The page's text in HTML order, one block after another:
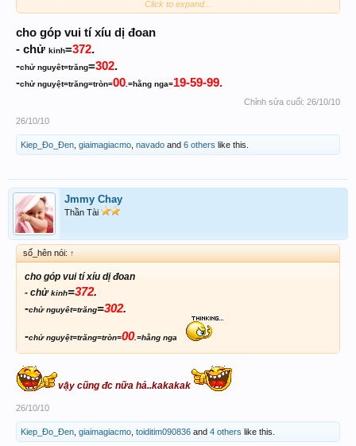
vài dòng chia sẽ mong ace cho ý kiến!!!
Click to expand...
cho góp vui tí xíu dị đoan
- chử kinh=372.
-chử nguyêt=trăng=302.
-chử nguyệt=trăng=tròn=00.=hằng nga=19-59-99.
Chỉnh sửa cuối: 26/10/10
26/10/10
Kiep_Đo_Đen giaimagiacmo navado and 6 others like this.
Jmmy Chay
Thần Tài
số_hên nói: ↑
cho góp vui tí xíu dị đoan
- chửkinh=372.
-chử nguyêt=trăng=302.
-chử nguyệt=trăng=tròn=00.=hằng nga
vậy cũng đc nữa hả..kakakak
26/10/10
Kiep_Đo_Đen giaimagiacmo toiditim090836 and 4 others like this.